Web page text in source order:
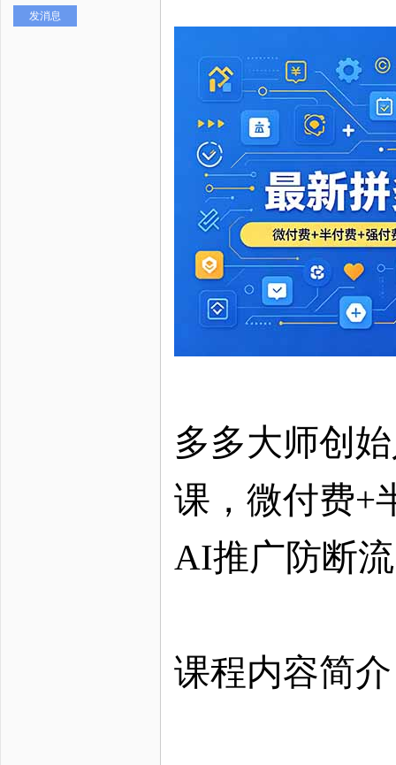
发消息
多多大师创
课，微付费+
AI推广防断
课程内容简